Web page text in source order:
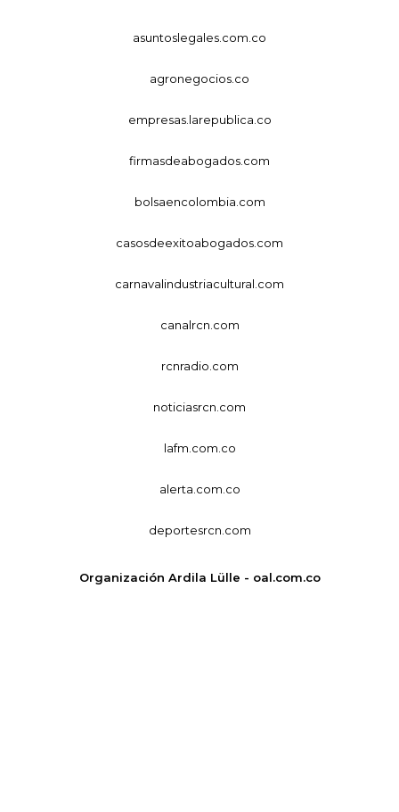
asuntoslegales.com.co
agronegocios.co
empresas.larepublica.co
firmasdeabogados.com
bolsaencolombia.com
casosdeexitoabogados.com
carnavalindustriacultural.com
canalrcn.com
rcnradio.com
noticiasrcn.com
lafm.com.co
alerta.com.co
deportesrcn.com
Organización Ardila Lülle - oal.com.co